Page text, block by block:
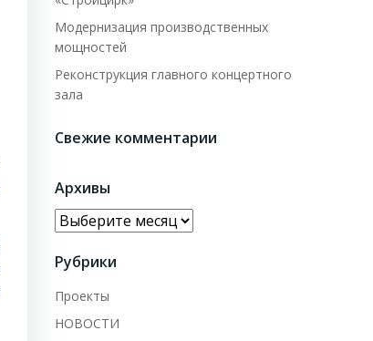
Модернизация производственных
мощностей
Реконструкция главного концертного
зала
Свежие комментарии
Архивы
Архивы
Рубрики
Проекты
НОВОСТИ